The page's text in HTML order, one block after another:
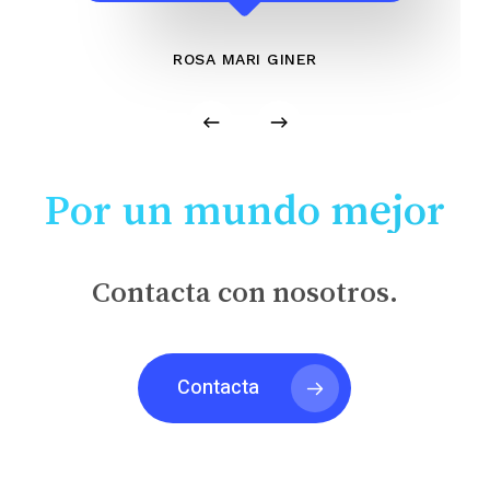
ROSA MARI GINER
Por un mundo mejor
Contacta con nosotros.
Contacta